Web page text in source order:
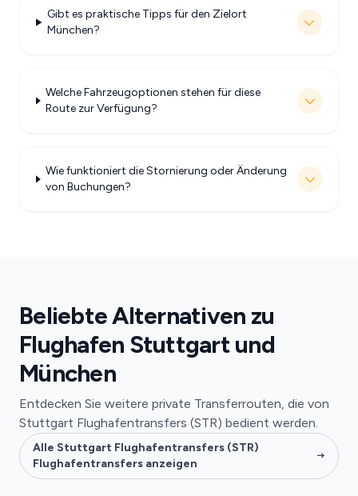
Gibt es praktische Tipps für den Zielort
München?
Welche Fahrzeugoptionen stehen für diese
Route zur Verfügung?
Wie funktioniert die Stornierung oder Änderung
von Buchungen?
Beliebte Alternativen zu
Flughafen Stuttgart und
München
Entdecken Sie weitere private Transferrouten, die von
Stuttgart Flughafentransfers (STR) bedient werden.
Alle Stuttgart Flughafentransfers (STR)
Flughafentransfers anzeigen